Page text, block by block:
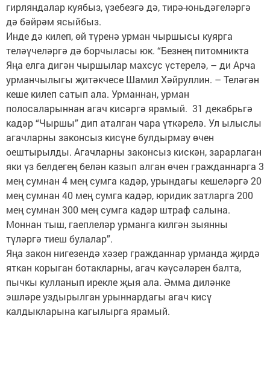
гирляндалар куябыз, үзебезгә дә, тирә-юньдәгеләргә
дә бәйрәм ясыйбыз.
Инде дә килеп, өй түренә урман чыршысы куярга
теләүчеләргә дә борчыласы юк. “Безнең питомникта
Яңа елга дигән чыршылар махсус үстерелә, – ди Арча
урманчылыгы җитәкчесе Шамил Хәйруллин. – Теләгән
кеше килеп сатып ала. Урманнан, урман
полосаларыннан агач кисәргә ярамый. 31 декабрьгә
кадәр “Чыршы” дип аталган чара үткәрелә. Ул ылыслы
агачларны законсыз кисүне булдырмау өчен
оештырылды. Агачларны законсыз кискән, зарарлаган
яки үз белдегең белән казып алган өчен гражданнарга 3
мең сумнан 4 мең сумга кадәр, урындагы кешеләргә 20
мең сумнан 40 мең сумга кадәр, юридик затларга 200
мең сумнан 300 мең сумга кадәр штраф салына.
Моннан тыш, гаеплеләр урманга килгән зыянны
түләргә тиеш булалар”.
Яңа закон нигезендә хәзер гражданнар урманда җирдә
яткан корыган ботакларны, агач кәүсәләрен балта,
пычкы кулланып ирекле җыя ала. Әмма диләнке
эшләре уздырылган урыннардагы агач кисү
калдыкларына кагылырга ярамый.